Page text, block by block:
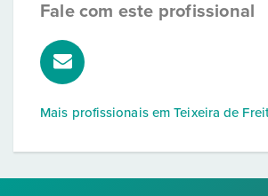
Fale com este profissional
Mais profissionais emTeixeira de